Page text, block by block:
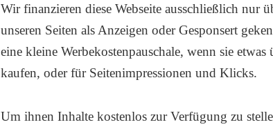
Wir finanzieren diese Webseite ausschließlich nur
unseren Seiten als Anzeigen oder Gesponsert
eine kleine Werbekostenpauschale, wenn sie
kaufen, oder für Seitenimpressionen und Klicks.
Um ihnen Inhalte kostenlos zur Verfügung zu